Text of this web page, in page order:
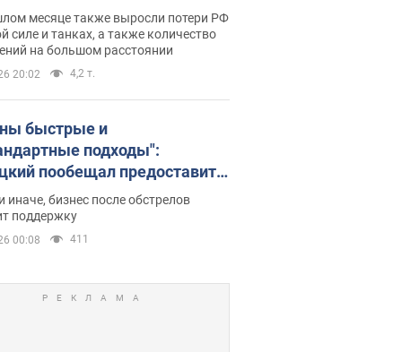
статистику
месяце также выросли потери РФ
силе и танках, а также количество
на большом расстоянии
20:02 4,2 т.
быстрые и
подходы":
пообещал предоставить
приоритетный доступ к
складским
иначе, бизнес после обстрелов
поддержку
00:08 411